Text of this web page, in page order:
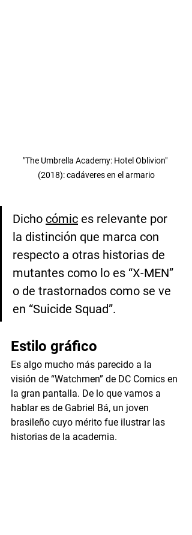
"The Umbrella Academy: Hotel Oblivion"
(2018): cadáveres en el armario
Dicho cómic es relevante por
la distinción que marca con
respecto a otras historias de
mutantes como lo es “X-MEN”
o de trastornados como se ve
en “Suicide Squad”.
Estilo gráfico
Es algo mucho más parecido a la
visión de “Watchmen” de DC Comics en
la gran pantalla. De lo que vamos a
hablar es de Gabriel Bá, un joven
brasileño cuyo mérito fue ilustrar las
historias de la academia.